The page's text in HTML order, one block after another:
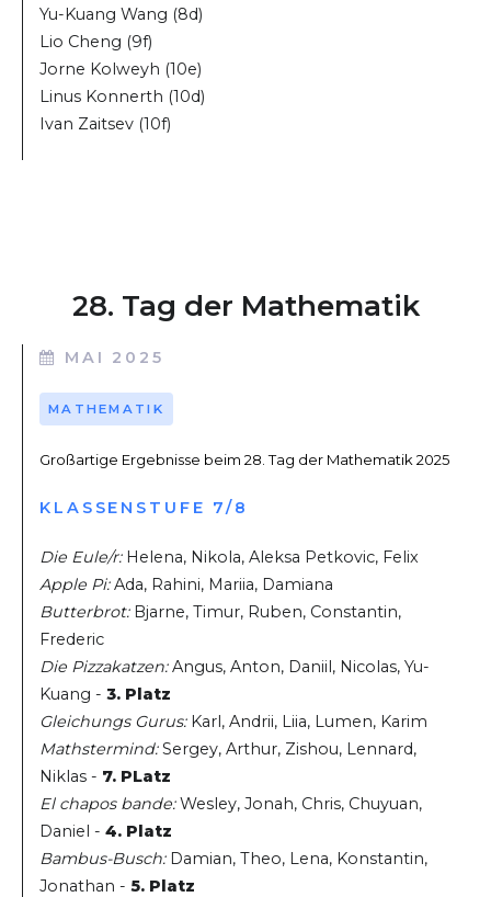
Yu-Kuang Wang (8d)
Lio Cheng (9f)
Jorne Kolweyh (10e)
Linus Konnerth (10d)
Ivan Zaitsev (10f)
28. Tag der Mathematik
MAI 2025
MATHEMATIK
Großartige Ergebnisse beim 28. Tag der Mathematik 2025
KLASSENSTUFE 7/8
Die Eule/r:Helena, Nikola, Aleksa Petkovic, Felix
Apple Pi:Ada, Rahini, Mariia, Damiana
Butterbrot:Bjarne, Timur, Ruben, Constantin,
Frederic
Die Pizzakatzen:Angus, Anton, Daniil, Nicolas, Yu-
Kuang - 3. Platz
Gleichungs Gurus:Karl, Andrii, Liia, Lumen, Karim
Mathstermind:Sergey, Arthur, Zishou, Lennard,
Niklas - 7. PLatz
El chapos bande:Wesley, Jonah, Chris, Chuyuan,
Daniel - 4. Platz
Bambus-Busch:Damian, Theo, Lena, Konstantin,
Jonathan - 5. Platz